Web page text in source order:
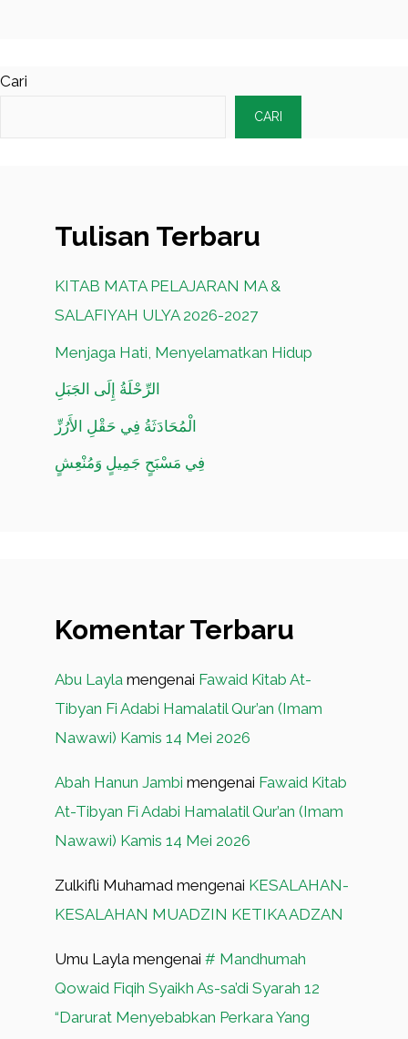
Cari
CARI
Tulisan Terbaru
KITAB MATA PELAJARAN MA &
SALAFIYAH ULYA 2026-2027
Menjaga Hati, Menyelamatkan Hidup
الرِّحْلَةُ إِلَى الجَبَلِ
الْمُحَادَثَةُ فِي حَقْلِ الأَرُزِّ
فِي مَسْبَحٍ جَمِيلٍ وَمُنْعِشٍ
Komentar Terbaru
Abu Layla mengenai Fawaid Kitab At-
Tibyan Fi Adabi Hamalatil Qur’an (Imam
Nawawi) Kamis 14 Mei 2026
Abah Hanun Jambi mengenai Fawaid Kitab
At-Tibyan Fi Adabi Hamalatil Qur’an (Imam
Nawawi) Kamis 14 Mei 2026
Zulkifli Muhamad mengenai KESALAHAN-
KESALAHAN MUADZIN KETIKA ADZAN
Umu Layla mengenai # Mandhumah
Qowaid Fiqih Syaikh As-sa’di Syarah 12
“Darurat Menyebabkan Perkara Yang